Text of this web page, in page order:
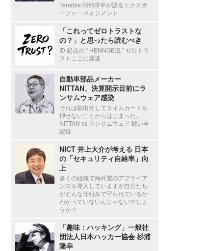
Tenable 阿部淳平が語るエクスポ
ージャーマネジメント
「これってゼロトラストな
の？」と思ったら読むべき
ID 起点の “ HENNGE流 ” ゼロトラ
ストここに爆誕
自動車部品メーカー
NITTAN、決算開示目前にラ
ンサムウェア感染
それは朝出社してタイムカードを
押せないことからはじまった。
NITTAN vs ランサムウェア 戦い全
記録
NICT 井上大介が考える 日本
の「セキュリティ自給率」向
上
多くの組織で海外製のアプライア
ンスを導入していますが自分たち
がどんな仕組みで守られているか
わかっていないんじゃないでしょ
うか？
「趣味：ハッキング」一般社
団法人日本ハッカー協会 杉浦
隆幸